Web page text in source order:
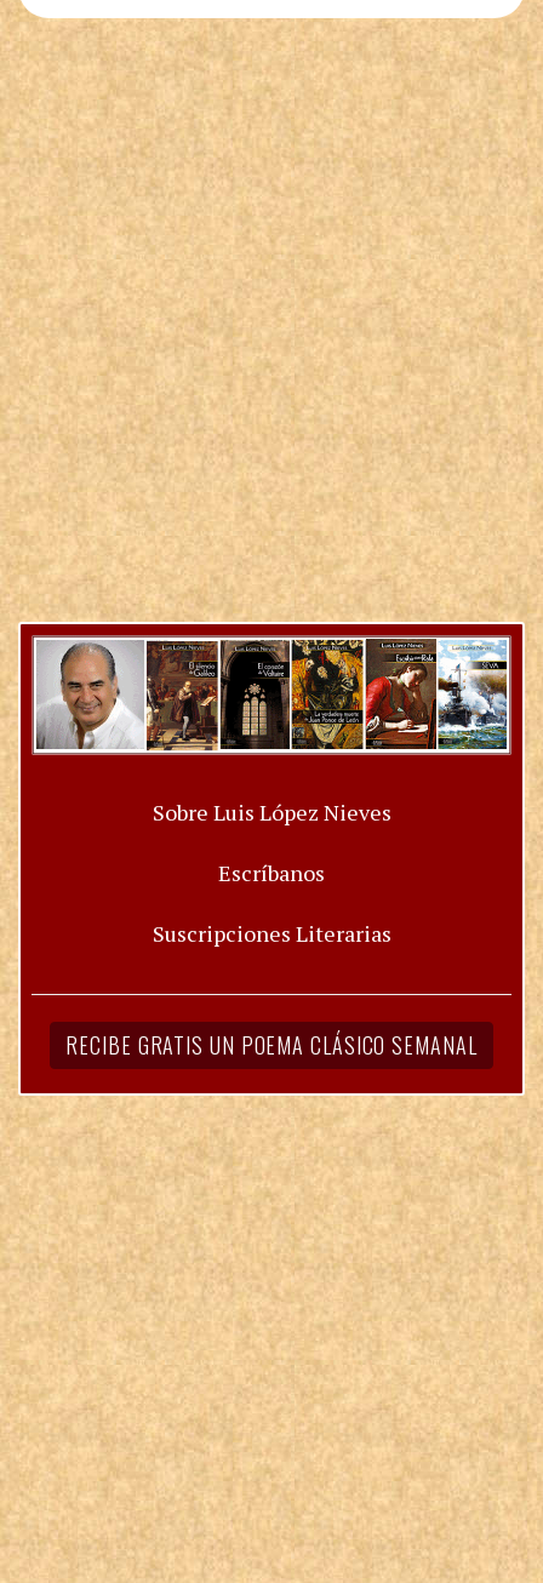
Sobre Luis López Nieves
Escríbanos
Suscripciones Literarias
RECIBE GRATIS UN POEMA CLÁSICO SEMANAL